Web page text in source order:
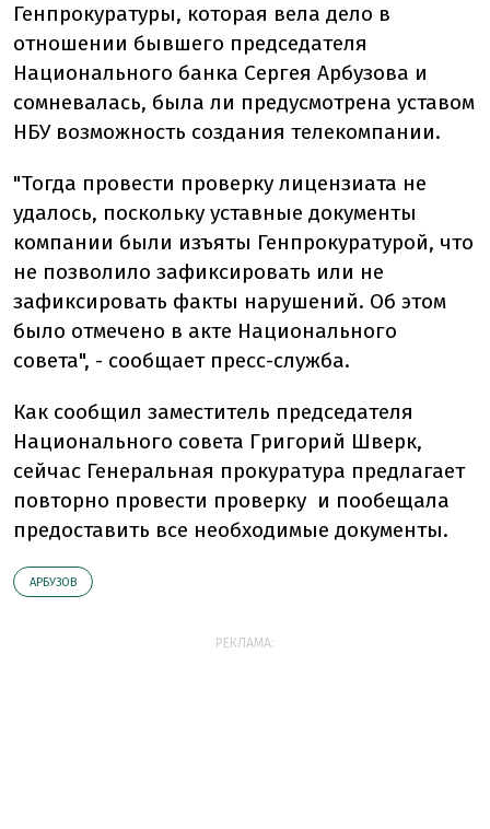
Генпрокуратуры, которая вела дело в
отношении бывшего председателя
Национального банка Сергея Арбузова и
сомневалась, была ли предусмотрена уставом
НБУ возможность создания телекомпании.
"Тогда провести проверку лицензиата не
удалось, поскольку уставные документы
компании были изъяты Генпрокуратурой, что
не позволило зафиксировать или не
зафиксировать факты нарушений. Об этом
было отмечено в акте Национального
совета", - сообщает пресс-служба.
Как сообщил заместитель председателя
Национального совета Григорий Шверк,
сейчас Генеральная прокуратура предлагает
повторно провести проверку и пообещала
предоставить все необходимые документы.
АРБУЗОВ
РЕКЛАМА: